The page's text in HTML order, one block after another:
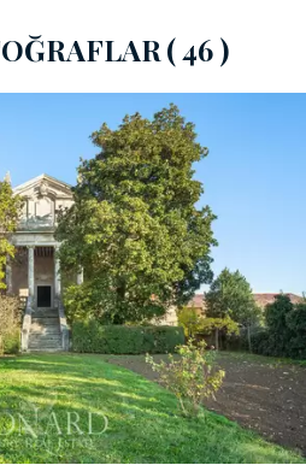
villa zemin katta görkemli
yukarı çıkarken
asma kat ve son olarak çatı
Hemen yanında ise, muhteşem
metrekarelik bir alan daha
konumu sayesinde,Vicenza
bulunan buasırlık harika
özel konut olarak hem de
bir yerdir. Veya yine
temsilcilik merkezi olarak da
( 46 )